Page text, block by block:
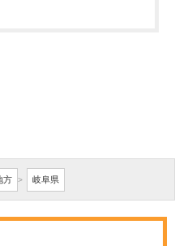
方 > 岐阜県